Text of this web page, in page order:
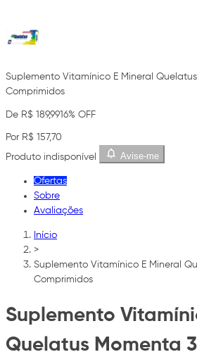
Suplemento Vitamínico E Mineral
Comprimidos
De R$ 189,9916% OFF
Por R$ 157,70
Produto indisponível
Avise-me
Ofertas
Sobre
Avaliações
Início
>
Suplemento Vitamínico E Mineral
Comprimidos
Suplemento
Quelatus Momenta